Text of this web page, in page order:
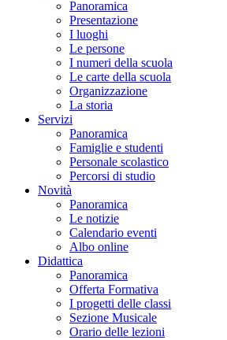
Panoramica
Presentazione
I luoghi
Le persone
I numeri della scuola
Le carte della scuola
Organizzazione
La storia
Servizi
Panoramica
Famiglie e studenti
Personale scolastico
Percorsi di studio
Novità
Panoramica
Le notizie
Calendario eventi
Albo online
Didattica
Panoramica
Offerta Formativa
I progetti delle classi
Sezione Musicale
Orario delle lezioni